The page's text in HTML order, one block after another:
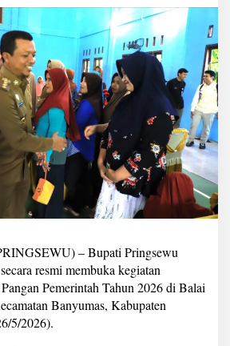
n
g
s
e
w
u
S
e
a
h
k
a
t
u
n
P
a
– Bupati Pringsewu
resmi membuka kegiatan
Pemerintah Tahun 2026 di Balai
Banyumas, Kabupaten
5/2026).